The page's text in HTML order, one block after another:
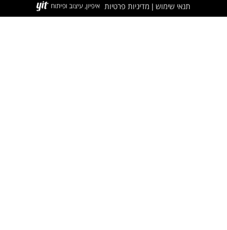
תנאי שימוש מדיניות פרטיות